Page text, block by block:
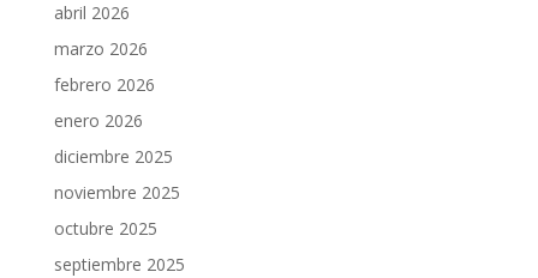
abril 2026
marzo 2026
febrero 2026
enero 2026
diciembre 2025
noviembre 2025
octubre 2025
septiembre 2025